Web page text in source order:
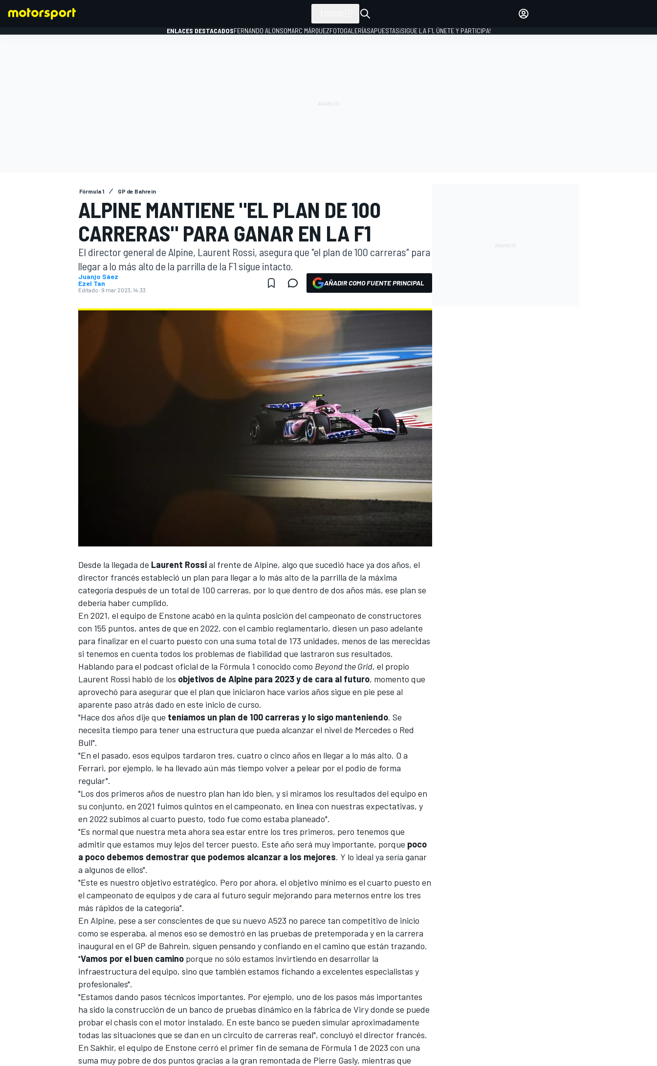
MÁS CATEGORÍAS
ENLACES DESTACADOSFERNANDO ALONSOMARC MÁRQUEZFOTOGALERÍASAPUESTAS¡SIGUE LA F1, ÚNETE Y PARTICIPA!
Fórmula 1 GP de Bahrein
ALPINE MANTIENE "EL PLAN DE 100
CARRERAS" PARA GANAR EN LA F1
El director general de Alpine, Laurent Rossi, asegura que "el plan de 100 carreras" para
llegar a lo más alto de la parrilla de la F1 sigue intacto.
Juanjo Sáez
Ezel Tan
Editado: 9 mar 2023, 14:33
AÑADIR COMO FUENTE PRINCIPAL
Desde la llegada de Laurent Rossial frente de Alpine, algo que sucedió hace ya dos años, el
director francés estableció un plan para llegar a lo más alto de la parrilla de la máxima
categoría después de un total de 100 carreras, por lo que dentro de dos años más, ese plan se
debería haber cumplido.
En 2021, el equipo de Enstone acabó en la quinta posición del campeonato de constructores
con 155 puntos, antes de que en 2022, con el cambio reglamentario, diesen un paso adelante
para finalizar en el cuarto puesto con una suma total de 173 unidades, menos de las merecidas
si tenemos en cuenta todos los problemas de fiabilidad que lastraron sus resultados.
Hablando para el podcast oficial de la Fórmula 1 conocido como Beyond the Grid, el propio
Laurent Rossi habló de los objetivos de Alpine para 2023 y de cara al futuro, momento que
aprovechó para asegurar que el plan que iniciaron hace varios años sigue en pie pese al
aparente paso atrás dado en este inicio de curso.
"Hace dos años dije que teníamos un plan de 100 carreras y lo sigo manteniendo. Se
necesita tiempo para tener una estructura que pueda alcanzar el nivel de Mercedes o Red
Bull".
"En el pasado, esos equipos tardaron tres, cuatro o cinco años en llegar a lo más alto. O a
Ferrari, por ejemplo, le ha llevado aún más tiempo volver a pelear por el podio de forma
regular".
"Los dos primeros años de nuestro plan han ido bien, y si miramos los resultados del equipo en
su conjunto, en 2021 fuimos quintos en el campeonato, en línea con nuestras expectativas, y
en 2022 subimos al cuarto puesto, todo fue como estaba planeado".
"Es normal que nuestra meta ahora sea estar entre los tres primeros, pero tenemos que
admitir que estamos muy lejos del tercer puesto. Este año será muy importante, porque poco
a poco debemos demostrar que podemos alcanzar a los mejores. Y lo ideal ya sería ganar
a algunos de ellos".
"Este es nuestro objetivo estratégico. Pero por ahora, el objetivo mínimo es el cuarto puesto en
el campeonato de equipos y de cara al futuro seguir mejorando para meternos entre los tres
más rápidos de la categoría".
En Alpine, pese a ser conscientes de que su nuevo A523 no parece tan competitivo de inicio
como se esperaba, al menos eso se demostró en las pruebas de pretemporada y en la carrera
inaugural en el GP de Bahrein, siguen pensando y confiando en el camino que están trazando.
"Vamos por el buen camino porque no sólo estamos invirtiendo en desarrollar la
infraestructura del equipo, sino que también estamos fichando a excelentes especialistas y
profesionales".
"Estamos dando pasos técnicos importantes. Por ejemplo, uno de los pasos más importantes
ha sido la construcción de un banco de pruebas dinámico en la fábrica de Viry donde se puede
probar el chasis con el motor instalado. En este banco se pueden simular aproximadamente
todas las situaciones que se dan en un circuito de carreras real", concluyó el director francés.
En Sakhir, el equipo de Enstone cerró el primer fin de semana de Fórmula 1 de 2023 con una
suma muy pobre de dos puntos gracias a la gran remontada de Pierre Gasly, mientras que